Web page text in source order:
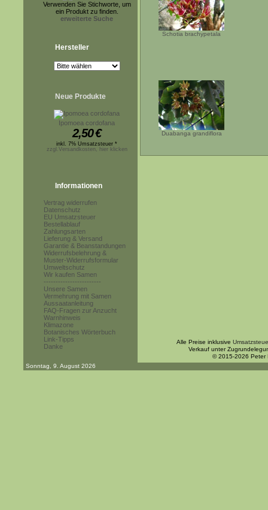
Verwenden Sie Stichworte, um
ein Produkt zu finden.
erweiterte Suche
Hersteller
Neue Produkte
Ipomoea cordofana
2,50€
inkl. 7% Umsatzsteuer *
zzgl.Versandkosten, hier klicken
Informationen
Vertrag widerrufen
Datenschutz
EU Umsatzsteuer
Bestellablauf
Zahlungsarten
Lieferung & Versand
Garantie & Beanstandungen
Widerrufsbelehrung &
Muster-Widerrufsformular
Umweltschutz
Wir kaufen Samen
------------------------
Unsere Samen
Vermehrung mit Samen
Aussaatanleitung
FAQ-Fragen zur Anzucht
Warnhinweis
Klimazone
Botanisches Wörterbuch
Link-Tipps
Danke
Schotia brachypetala
Duabanga grandiflora
Alle Preise inklusive
Verkauf unter
© 2015-2026 Peter
Sonntag, 9. August 2026